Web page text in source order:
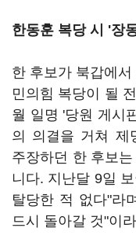
한동훈 복당 시 '장
한 후보가 북갑에
민의힘 복당이 될
월 일명 '당원 게시
의 의결을 거쳐 제
주장하던 한 후보
니다. 지난달 9일
탈당한 적 없다"라
드시 돌아갈 것"이